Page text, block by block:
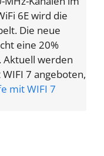
6E wird die
Die neue
eine 20%
werden
7 angeboten,
mit WIFI 7